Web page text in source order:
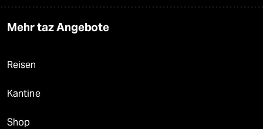
Mehr taz Angebote
Reisen
Kantine
Shop